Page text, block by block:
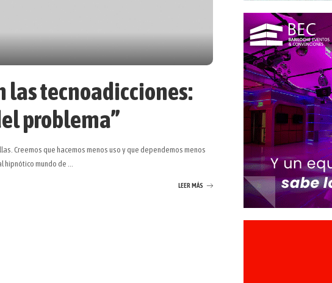
las tecnoadicciones:
problema”
Creemos que hacemos menos uso y que dependemos menos
hipnótico mundo de ...
LEER MÁS